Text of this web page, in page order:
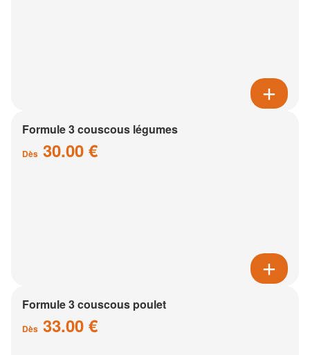
Formule 3 couscous légumes
Dès 30.00 €
Formule 3 couscous poulet
Dès 33.00 €